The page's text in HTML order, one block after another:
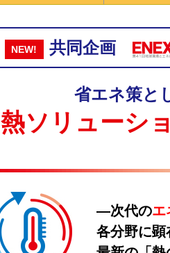
NEW! 共同企画
省エネ策と
熱ソリューシ
―次代のエ
各分野に顕